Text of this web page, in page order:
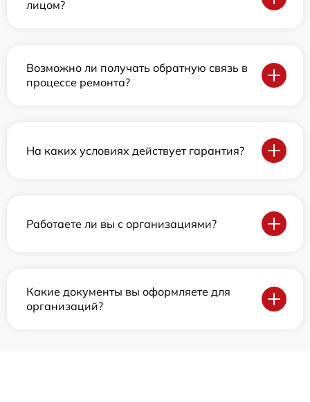
лицом?
Возможно ли получать обратную связь в
процессе ремонта?
На каких условиях действует гарантия?
Работаете ли вы с организациями?
Какие документы вы оформляете для
организаций?